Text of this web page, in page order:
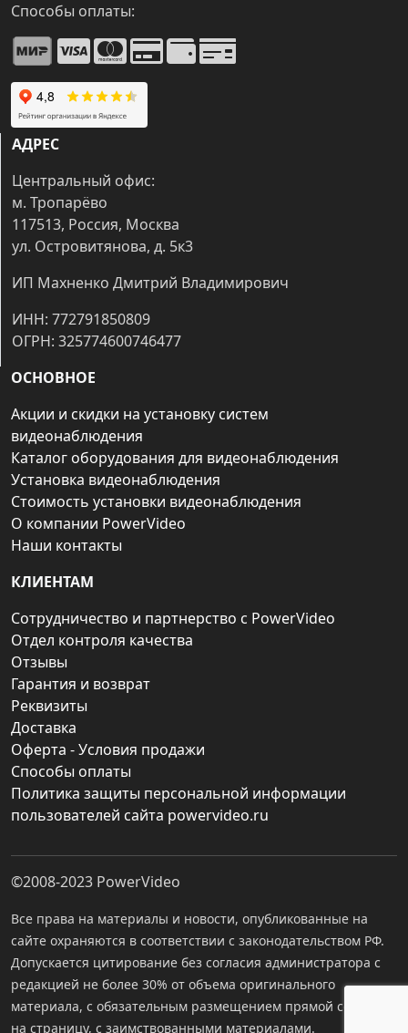
Способы оплаты:
АДРЕС
Центральный офис:
м. Тропарёво
117513, Россия, Москва
ул. Островитянова, д. 5к3
ИП Махненко Дмитрий Владимирович
ИНН: 772791850809
ОГРН: 325774600746477
ОСНОВНОЕ
Акции и скидки на установку систем
видеонаблюдения
Каталог оборудования для видеонаблюдения
Установка видеонаблюдения
Стоимость установки видеонаблюдения
О компании PowerVideo
Наши контакты
КЛИЕНТАМ
Сотрудничество и партнерство с PowerVideo
Отдел контроля качества
Отзывы
Гарантия и возврат
Реквизиты
Доставка
Оферта - Условия продажи
Способы оплаты
Политика защиты персональной информации
пользователей сайта powervideo.ru
©2008-2023 PowerVideo
Все права на материалы и новости, опубликованные на
сайте охраняются в соответствии с законодательством РФ.
Допускается цитирование без согласия администратора с
редакцией не более 30% от объема оригинального
материала, с обязательным размещением прямой ссылки
на страницу, с заимствованными материалами.